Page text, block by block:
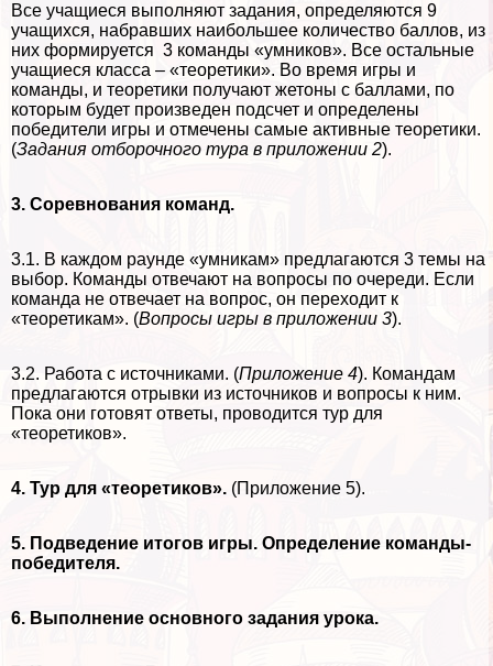
Все учащиеся выполняют задания, определяются 9
учащихся, набравших наибольшее количество баллов, из
них формируется 3 комaнды «умников». Все остальные
учащиеся класса – «теоретики». Во время игры и
комaнды, и теоретики получают жетоны с баллами, по
которым будет произведен подсчет и определены
победители игры и отмечены самые активные теоретики.
(Задания отборочного тура в приложении 2).
3. Соревнования комaнд.
3.1. В каждом раунде «умникам» предлагаются 3 темы на
выбор. Комaнды отвечают на вопросы по очереди. Если
комaнда не отвечает на вопрос, он переходит к
«теоретикам». (Вопросы игры в приложении 3).
3.2. Работа с источниками. (Приложение 4). Комaндам
предлагаются отрывки из источников и вопросы к ним.
Пока они готовят ответы, проводится тур для
«теоретиков».
4. Тур для «теоретиков». (Приложение 5).
5. Подведение итогов игры. Определение комaнды-
победителя.
6. Выполнение основного задания урока.